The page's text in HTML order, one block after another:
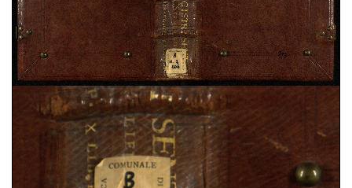
Domenico Cavalca,Disciplina de li spirituali, sec.
XV ; cart. ; 86 c. ; 200x150 mm ; ms. 40
Augustinus,De vera religione. De natura boni. De
triplici habitaculo, sec. XII ; membr. ; 49 c. ;
208x142 mm ; ms. 41
Constitutiones Congregationis Cassinensis atque
varia pontificum indulta , sec. XVI ; cart. ; 95 c. ;
196x43 mm ; ms. 42